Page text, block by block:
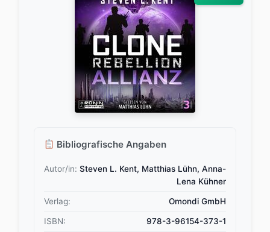
Bibliografische Angaben
Autor/in: Steven L. Kent, Matthias Lühn, Anna-
Lena Kühner
Verlag: Omondi GmbH
ISBN: 978-3-96154-373-1